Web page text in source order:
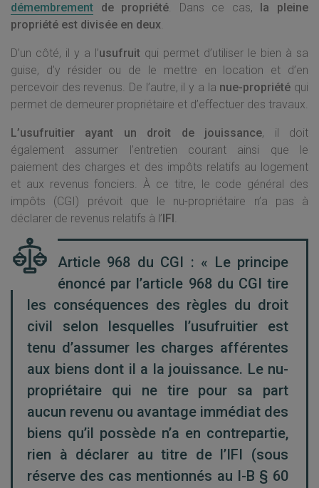
démembrement de propriété. Dans ce cas, la pleine
propriété est divisée en deux.
D’un côté, il y a l’usufruit qui permet d’utiliser le bien à sa
guise, d’y résider ou de le mettre en location et d’en
percevoir des revenus. De l’autre, il y a la nue-propriété qui
permet de demeurer propriétaire et d’effectuer des travaux.
L’usufruitier ayant un droit de jouissance, il doit
également assumer l’entretien courant ainsi que le
paiement des charges et des impôts relatifs au logement
et aux revenus fonciers. À ce titre, le code général des
impôts (CGI) prévoit que le nu-propriétaire n’a pas à
déclarer de revenus relatifs à l’IFI.
Article 968 du CGI : « Le principe
énoncé par l’article 968 du CGI tire
les conséquences des règles du droit
civil selon lesquelles l’usufruitier est
tenu d’assumer les charges afférentes
aux biens dont il a la jouissance. Le nu-
propriétaire qui ne tire pour sa part
aucun revenu ou avantage immédiat des
biens qu’il possède n’a en contrepartie,
rien à déclarer au titre de l’IFI (sous
réserve des cas mentionnés au I-B § 60